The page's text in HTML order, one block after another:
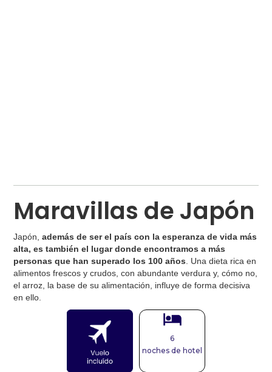
Maravillas de Japón
Japón,además de ser el país con la esperanza de vida más
alta, es también el lugar donde encontramos a más
personas que han superado los 100 años . Una dieta rica en
alimentos frescos y crudos, con abundante verdura y, cómo no,
el arroz, la base de su alimentación, influye de forma decisiva
en ello.
6
noches de hotel